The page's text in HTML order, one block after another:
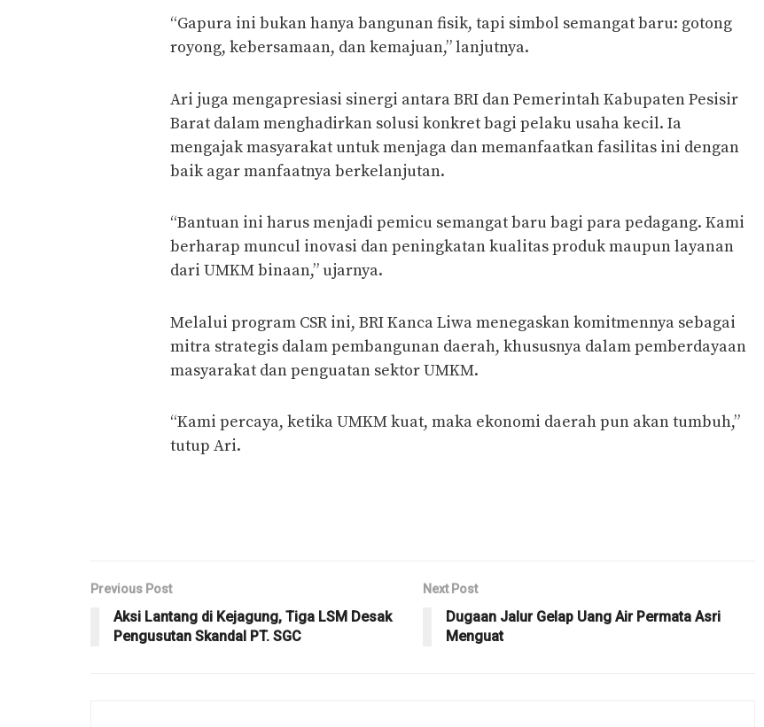
“Gapura ini bukan hanya bangunan fisik, tapi simbol semangat baru: gotong
royong, kebersamaan, dan kemajuan,” lanjutnya.
Ari juga mengapresiasi sinergi antara BRI dan Pemerintah Kabupaten Pesisir
Barat dalam menghadirkan solusi konkret bagi pelaku usaha kecil. Ia
mengajak masyarakat untuk menjaga dan memanfaatkan fasilitas ini dengan
baik agar manfaatnya berkelanjutan.
“Bantuan ini harus menjadi pemicu semangat baru bagi para pedagang. Kami
berharap muncul inovasi dan peningkatan kualitas produk maupun layanan
dari UMKM binaan,” ujarnya.
Melalui program CSR ini, BRI Kanca Liwa menegaskan komitmennya sebagai
mitra strategis dalam pembangunan daerah, khususnya dalam pemberdayaan
masyarakat dan penguatan sektor UMKM.
“Kami percaya, ketika UMKM kuat, maka ekonomi daerah pun akan tumbuh,”
tutup Ari.
Previous Post
Aksi Lantang di Kejagung, Tiga LSM Desak
Pengusutan Skandal PT. SGC
Next Post
Dugaan Jalur Gelap Uang Air Permata Asri
Menguat